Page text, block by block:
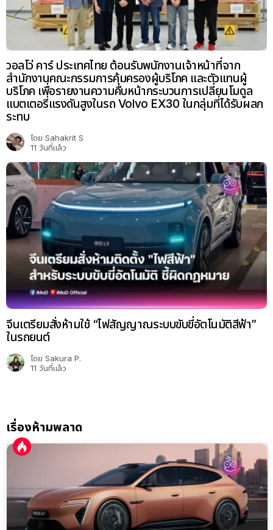
วอลโว่ คาร์ ประเทศไทย ต้อนรับพนักงานเจ้าหน้าที่จาก
สำนักงานคณะกรรมการคุ้มครองผู้บริโภค และตัวแทนผู้
บริโภค เพื่อรายงานความคืบหน้ากระบวนการเปลี่ยนโมดูล
แบตเตอรี่แรงดันสูงในรถ Volvo EX30 ในกลุ่มที่ได้รับผลก
ระทบ
โดย Sahakrit S
11 วันที่แล้ว
จีนเตรียมสั่งห้ามใช้ “ไฟสัญญาณระบบขับขี่อัตโนมัติสีฟ้า”
ในรถยนต์
โดย Sakura P.
11 วันที่แล้ว
เรื่องห้ามพลาด